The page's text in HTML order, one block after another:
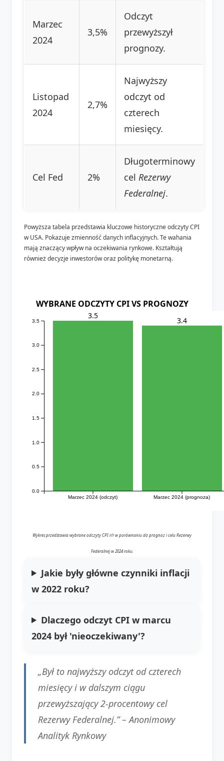
Marzec
2024
3,5%
Odczyt
przewyższył
prognozy.
Listopad
2024
2,7%
Najwyższy
odczyt od
czterech
miesięcy.
Cel Fed 2%
Długoterminowy
cel Rezerwy
Federalnej.
Powyższa tabela przedstawia kluczowe historyczne odczyty CPI
w USA. Pokazuje zmienność danych inflacyjnych. Te wahania
mają znaczący wpływ na oczekiwania rynkowe. Kształtują
również decyzje inwestorów oraz politykę monetarną.
WYBRANE ODCZYTY CPI VS PROGNOZY
Marzec 2024 (odczyt) Marzec 2024 (prognoza)
0.0
0.5
1.0
1.5
2.0
2.5
3.0
3.5
3.5
3.4
Wykres przedstawia wybrane odczyty CPI r/r w porównaniu do prognoz i celu Rezerwy
Federalnej w 2024 roku.
Jakie były główne czynniki inflacji
w 2022 roku?
Dlaczego odczyt CPI w marcu
2024 był 'nieoczekiwany'?
„Był to najwyższy odczyt od czterech
miesięcy i w dalszym ciągu
przewyższający 2-procentowy cel
Rezerwy Federalnej.” –Anonimowy
Analityk Rynkowy